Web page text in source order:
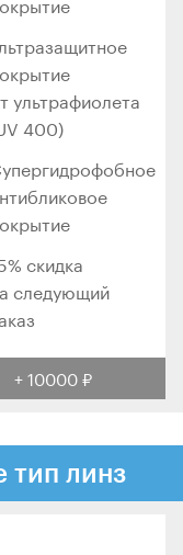
ультрафиолета
400)
скидка
следующий
+ 10000 ₽
тип линз